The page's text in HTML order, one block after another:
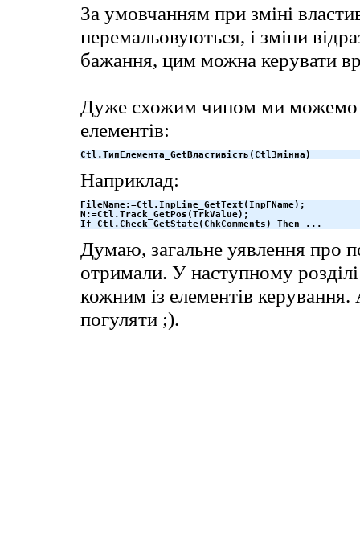
За умовчанням при зміні
перемальовуються, і зміни
бажання, цим можна керувати
Дуже схожим чином ми можемо
елементів:
Ctl.ТипЕлемента_GetВластивість(CtlЗмінна)
Наприклад:
FileName:=Ctl.InpLine_GetText(InpFName);
N:=Ctl.Track_GetPos(TrkValue);
If Ctl.Check_GetState(ChkComments) Then ...
Думаю, загальне уявлення про
отримали. У наступному
кожним із елементів
погуляти ;).